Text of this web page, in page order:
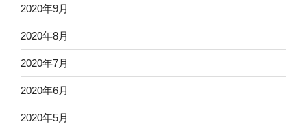
2020年9月
2020年8月
2020年7月
2020年6月
2020年5月